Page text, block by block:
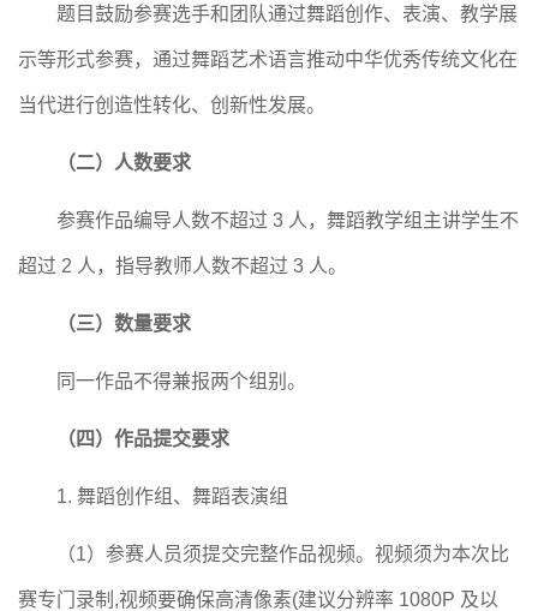
题目鼓励参赛选手和团队通过舞蹈创作、表演、教学展
示等形式参赛，通过舞蹈艺术语言推动中华优秀传统文化在
当代进行创造性转化、创新性发展。
（二） 人数要求
参赛作品编导人数不超过 3 人，舞蹈教学组主讲学生不
超过 2 人，指导教师人数不超过 3 人。
（三） 数量要求
同一作品不得兼报两个组别。
（四）作品提交要求
1. 舞蹈创作组、舞蹈表演组
（1） 参赛人员须提交完整作品视频。视频须为本次比
赛专门录制 ,视频要确保高清像素(建议分辨率 1080P 及以